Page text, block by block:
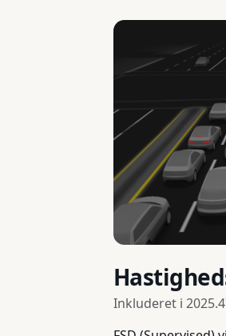
Inkluderet i